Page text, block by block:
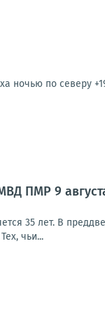
ночью по северу
ПМР 9
35 лет. В
чьи...